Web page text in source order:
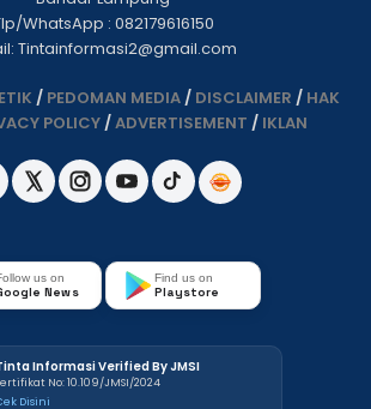
WhatsApp : 082179616150
Tintainformasi2@gmail.com
/ PEDOMAN MEDIA/ DISCLAIMER / HAK
POLICY/ADVERTISEMENT / IKLAN
us on
News
Find us on
Playstore
Informasi Verified By JMSI
No: 10.109/JMSI/2024
Disini